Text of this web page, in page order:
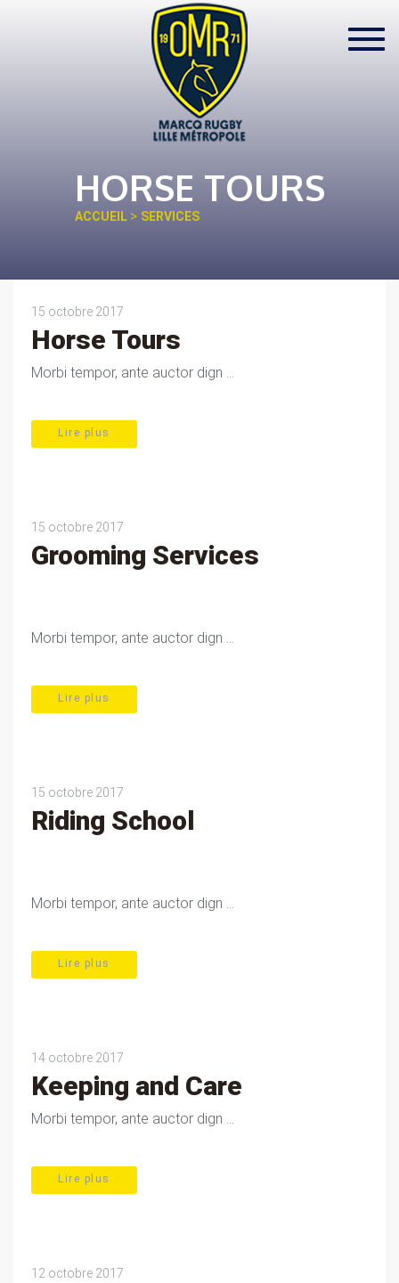
HORSE TOURS
ACCUEIL > SERVICES
15 octobre 2017
Horse Tours
Morbi tempor, ante auctor dign ...
Lire plus
15 octobre 2017
Grooming Services
Morbi tempor, ante auctor dign ...
Lire plus
15 octobre 2017
Riding School
Morbi tempor, ante auctor dign ...
Lire plus
14 octobre 2017
Keeping and Care
Morbi tempor, ante auctor dign ...
Lire plus
12 octobre 2017